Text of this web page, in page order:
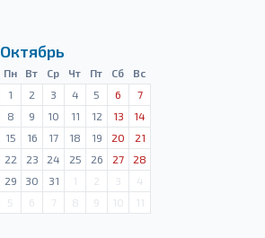
Октябрь
Пн Вт Ср Чт Пт Сб
Вс
1 2 3 4 5 6
7
8 9 10 11 12 13
14
15 16 17 18 19 20
21
22 23 24 25 26 27
28
29 30 31 1 2 3
4
5 6 7 8 9 10 11